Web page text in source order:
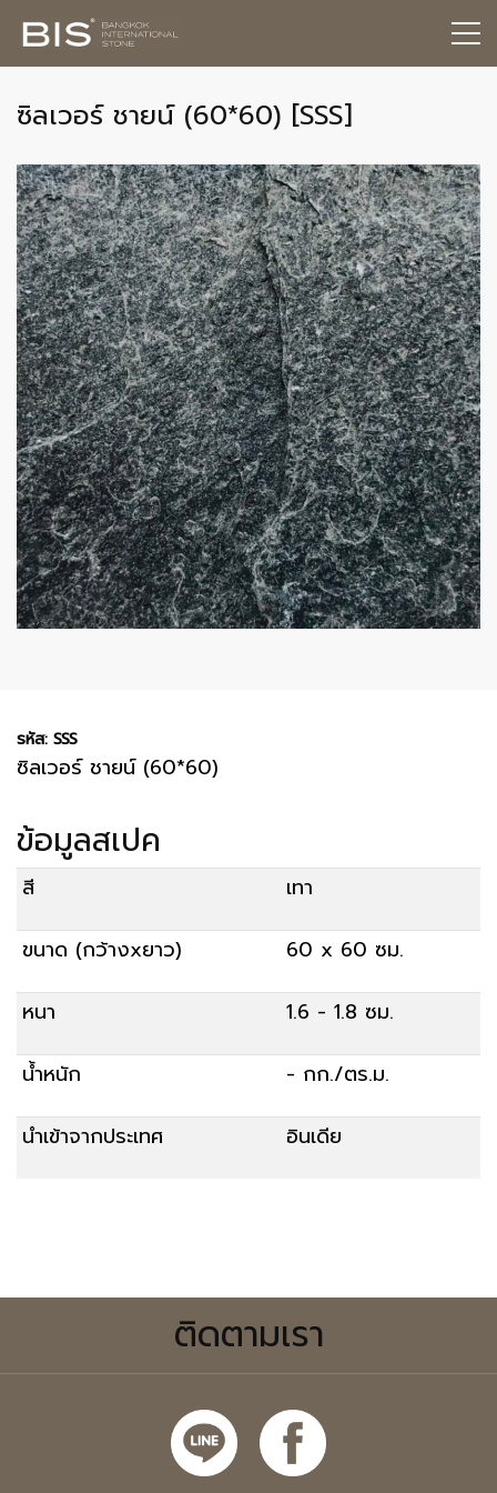
ซิลเวอร์ ชายน์ (60*60) [SSS]
รหัส: SSS
ซิลเวอร์ ชายน์ (60*60)
ข้อมูลสเปค
สี
เทา
ขนาด (กว้างxยาว)
60 x 60 ซม.
หนา
1.6 - 1.8 ซม.
น้ำหนัก
- กก./ตร.ม.
นำเข้าจากประเทศ
อินเดีย
ติดตามเรา